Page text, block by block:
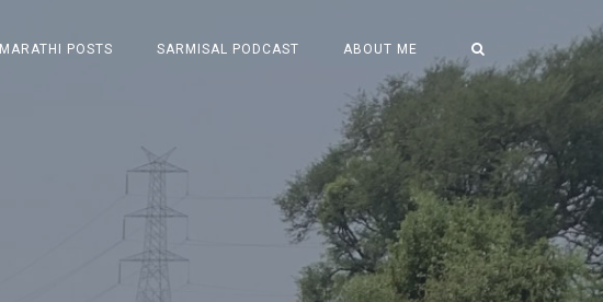
MARATHI POSTS SARMISAL PODCAST ABOUT ME